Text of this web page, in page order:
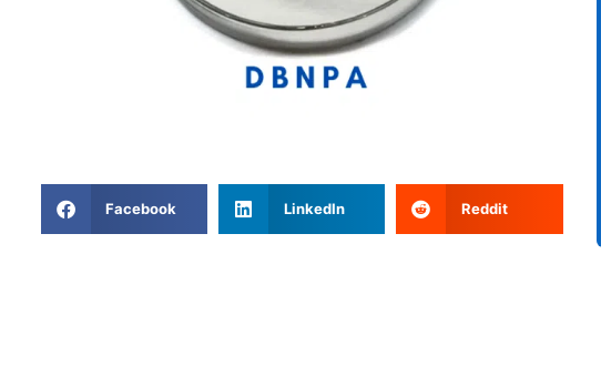
Facebook LinkedIn Reddit